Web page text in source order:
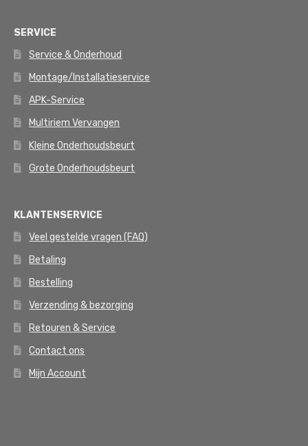
SERVICE
Service & Onderhoud
Montage/Installatieservice
APK-Service
Multiriem Vervangen
Kleine Onderhoudsbeurt
Grote Onderhoudsbeurt
KLANTENSERVICE
Veel gestelde vragen (FAQ)
Betaling
Bestelling
Verzending & bezorging
Retouren & Service
Contact ons
Mijn Account